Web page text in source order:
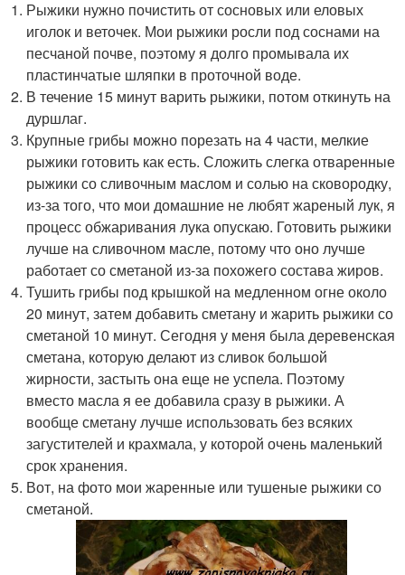
Рыжики нужно почистить от сосновых или еловых
иголок и веточек. Мои рыжики росли под соснами на
песчаной почве, поэтому я долго промывала их
пластинчатые шляпки в проточной воде.
В течение 15 минут варить рыжики, потом откинуть на
дуршлаг.
Крупные грибы можно порезать на 4 части, мелкие
рыжики готовить как есть. Сложить слегка отваренные
рыжики со сливочным маслом и солью на сковородку,
из-за того, что мои домашние не любят жареный лук, я
процесс обжаривания лука опускаю. Готовить рыжики
лучше на сливочном масле, потому что оно лучше
работает со сметаной из-за похожего состава жиров.
Тушить грибы под крышкой на медленном огне около
20 минут, затем добавить сметану и жарить рыжики со
сметаной 10 минут. Сегодня у меня была деревенская
сметана, которую делают из сливок большой
жирности, застыть она еще не успела. Поэтому
вместо масла я ее добавила сразу в рыжики. А
вообще сметану лучше использовать без всяких
загустителей и крахмала, у которой очень маленький
срок хранения.
Вот, на фото мои жаренные или тушеные рыжики со
сметаной.